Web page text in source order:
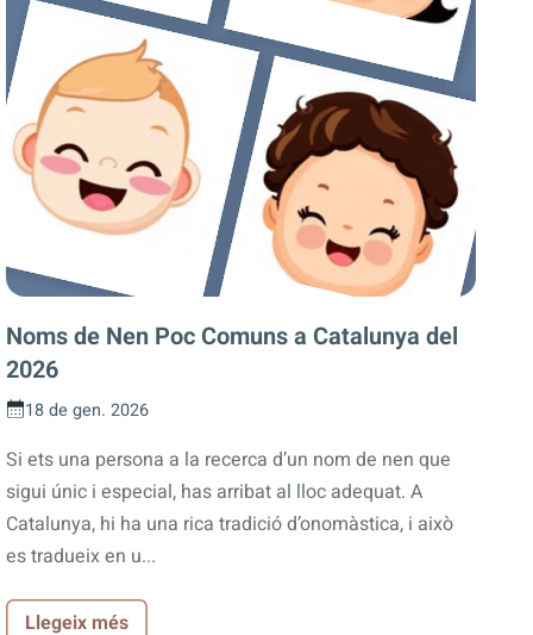
Noms de Nen Poc Comuns a Catalunya del
2026
18 de gen. 2026
Si ets una persona a la recerca d’un nom de nen que
sigui únic i especial, has arribat al lloc adequat. A
Catalunya, hi ha una rica tradició d’onomàstica, i això
es tradueix en u...
Llegeix més